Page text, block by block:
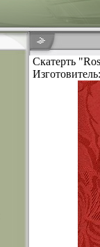
Скатерть